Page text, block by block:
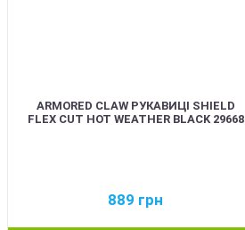
ARMORED CLAW РУКАВИЦІ SHIELD
FLEX CUT HOT WEATHER BLACK 29668
889 грн